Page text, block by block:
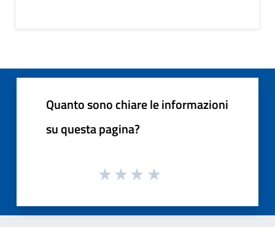
Quanto sono chiare le informazioni
su questa pagina?